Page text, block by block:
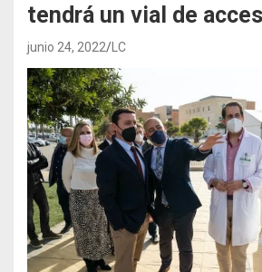
tendrá un vial de
junio 24, 2022 LC